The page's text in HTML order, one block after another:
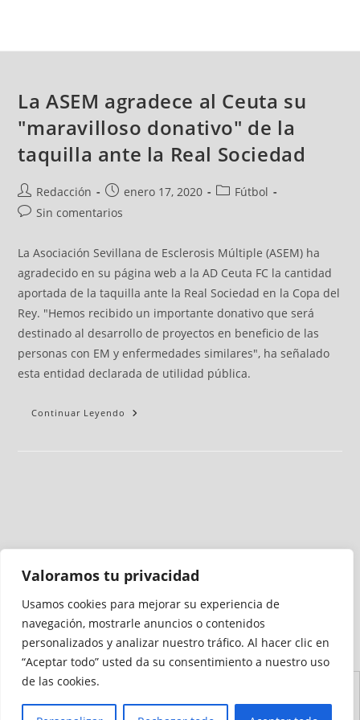
Valoramos tu privacidad
Usamos cookies para mejorar su experiencia de
navegación, mostrarle anuncios o contenidos
personalizados y analizar nuestro tráfico. Al hacer clic en
“Aceptar todo” usted da su consentimiento a nuestro uso
de las cookies.
La ASEM agradece al Ceuta su
"maravilloso donativo" de la
taquilla ante la Real Sociedad
Redacción enero 17, 2020
Fútbol
Sin comentarios
La Asociación Sevillana de Esclerosis Múltiple (ASEM) ha
agradecido en su página web a la AD Ceuta FC la cantidad
aportada de la taquilla ante la Real Sociedad en la Copa del
Rey. "Hemos recibido un importante donativo que será
destinado al desarrollo de proyectos en beneficio de las
personas con EM y enfermedades similares", ha señalado
esta entidad declarada de utilidad pública.
Continuar Leyendo
Medio auditado por